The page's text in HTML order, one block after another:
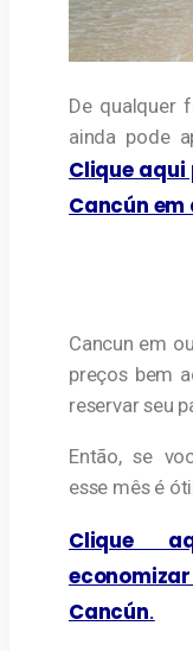
De qualquer
ainda pode
Clique aqui
Cancún
Cancun em
preços bem
reservar seu
Então, se
esse mês é
Clique
Cancún.